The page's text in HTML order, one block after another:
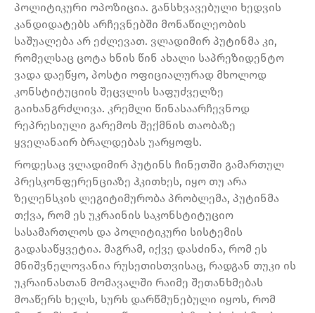
პოლიტიკური ოპოზიცია. განსხვავებული ხედვის
კანდიდატებს არჩევნებში მონაწილეობის
საშუალება არ ეძლევათ. ვლადიმირ პუტინმა კი,
რომელსაც ცოტა ხნის წინ ახალი საპრეზიდენტო
ვადა დაეწყო, პოსტი ოფიციალურად მხოლოდ
კონსტიტუციის შეცვლის საფუძველზე
გაიხანგრძლივა. კრემლი წინასაარჩევნოდ
რეპრესიული გარემოს შექმნის თაობაზე
ყველანაირ ბრალდებას უარყოფს.
როდესაც ვლადიმირ პუტინს ჩინეთში გამართულ
პრესკონფერენციაზე ჰკითხეს, იყო თუ არა
ზელენსკის ლეგიტიმურობა პრობლემა, პუტინმა
თქვა, რომ ეს უკრაინის საკონსტიტუციო
სასამართლოს და პოლიტიკური სისტემის
გადასაწყვეტია. მაგრამ, იქვე დასძინა, რომ ეს
მნიშვნელოვანია რუსეთისთვისაც, რადგან თუკი ის
უკრაინასთან მომავალში რაიმე შეთანხმებას
მოაწერს ხელს, სურს დარწმუნებული იყოს, რომ